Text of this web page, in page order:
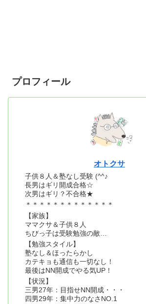
プロフィール
オトクサ
子供８人＆塾なし受験 (^^♪
長男はギリ開成合格☆
次男はギリ？不合格★
＊＊＊＊＊＊＊＊＊＊＊＊＊
【家族】
ママクサ＆子供８人
ちびっ子は受験勉強の敵…
【勉強スタイル】
塾なし＆ほったらかし
カテキョも通信も一切なし！
最後はNN開成でやる気UP！
【状況】
三男27年：目指せNN開成・・・
四男29年：集中力のなさNO.1